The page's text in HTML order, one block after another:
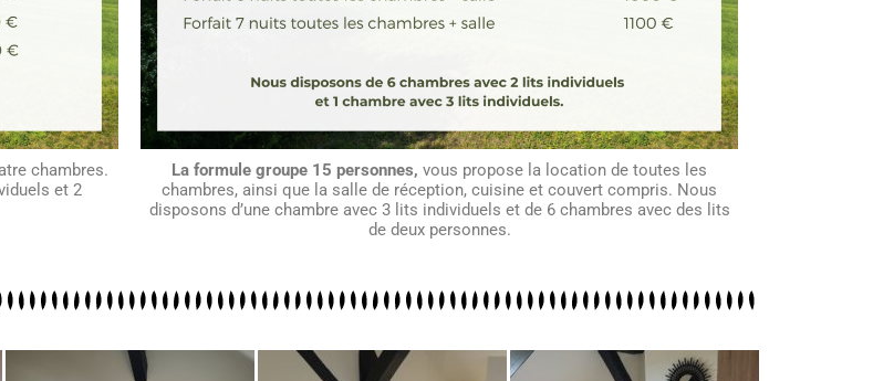
chambres.
et 2
La formule groupe 15 personnes, vous propose la location de toutes les
chambres, ainsi que la salle de réception, cuisine et couvert compris. Nous
disposons d’une chambre avec 3 lits individuels et de 6 chambres avec des lits
de deux personnes.